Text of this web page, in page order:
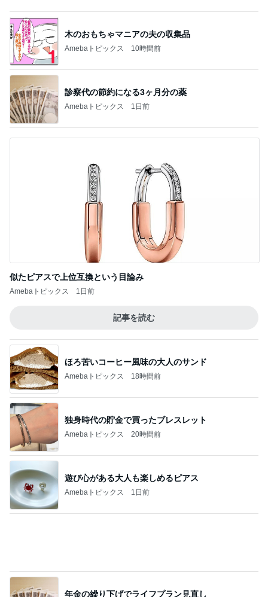
似たピアスで上位互換という目論み
Amebaトピックス
ほろ苦いコーヒー風味の大人のサンド
独身時代の貯金で買ったブレスレット
Amebaトピックス 20時間前
遊び心がある大人も楽しめるピアス
Amebaトピックス 1日前
年金の繰り下げでライフプラン見直し
Amebaトピックス 1日前
記事を読む